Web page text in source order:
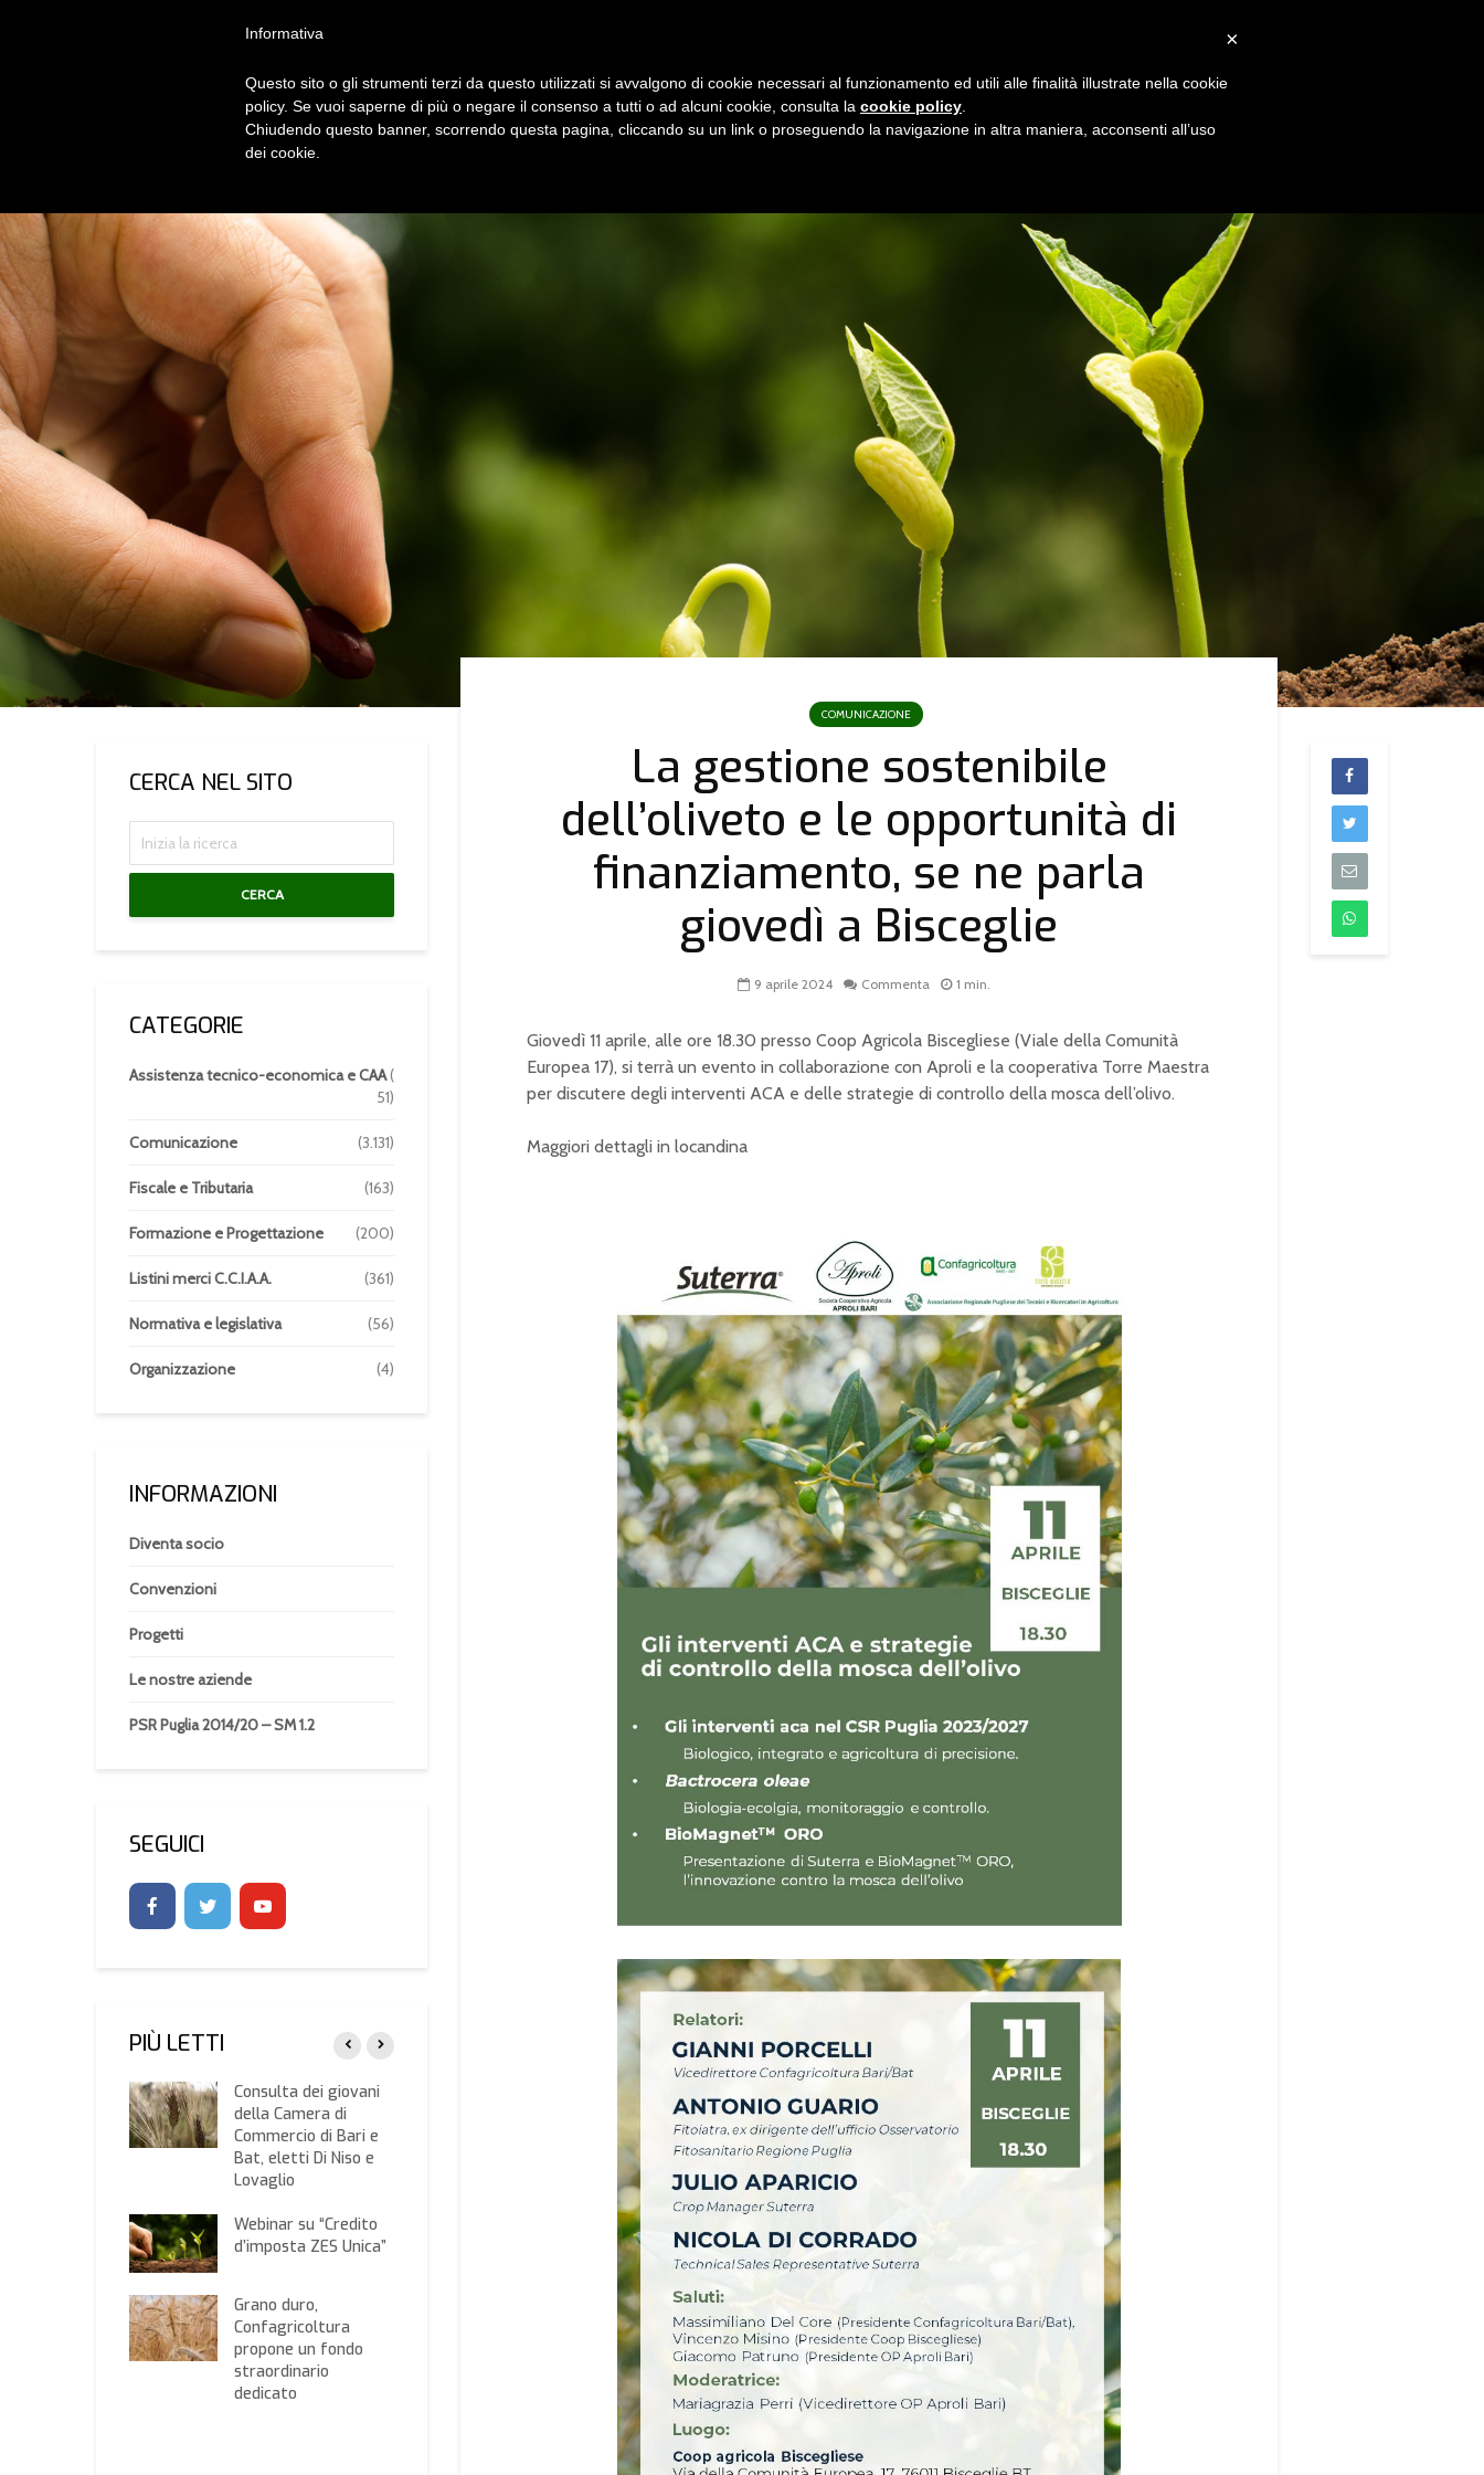
HOME ORGANIZZAZIONE SERVIZI PROGETTI NEWS
COMUNICAZIONE
La gestione sostenibile
dell’oliveto e le opportunità di
finanziamento, se ne parla
giovedì a Bisceglie
9 aprile 2024 Commenta 1 min.
Giovedì 11 aprile, alle ore 18.30 presso Coop Agricola Biscegliese (Viale della Comunità
Europea 17), si terrà un evento in collaborazione con Aproli e la cooperativa Torre Maestra
per discutere degli interventi ACA e delle strategie di controllo della mosca dell’olivo.
Maggiori dettagli in locandina
CERCA NEL SITO
CERCA
CATEGORIE
Assistenza tecnico-economica e CAA(
51)
Comunicazione (3.131)
Fiscale e Tributaria (163)
Formazione e Progettazione (200)
Listini merci C.C.I.A.A. (361)
Normativa e legislativa (56)
Organizzazione (4)
INFORMAZIONI
Diventa socio
Convenzioni
Progetti
Le nostre aziende
PSR Puglia 2014/20 – SM 1.2
SEGUICI
PIÙ LETTI
Consulta dei giovani
della Camera di
Commercio di Bari e
Bat, eletti Di Niso e
Lovaglio
Webinar su “Credito
d’imposta ZES Unica”
Grano duro,
Confagricoltura
propone un fondo
straordinario
dedicato
7 gennaio operativo il
nostro sistema Caf
Circolare Inps, fissate
contributive 2019 per
le aziende agricole
sicurezza e la salute
tutelare imprese e
dell’economia ferita
Consulta dei giovani
della Camera di
Commercio di Bari e
Bat, eletti Di Niso e
Lovaglio
d’imposta ZES Unica”
Confagricoltura
propone un fondo
straordinario
dedicato
×
Informativa
Questo sito o gli strumenti terzi da questo utilizzati si avvalgono di cookie necessari al funzionamento ed utili alle finalità illustrate nella cookie
policy. Se vuoi saperne di più o negare il consenso a tutti o ad alcuni cookie, consulta la cookie policy
Chiudendo questo banner, scorrendo questa pagina, cliccando su un link o proseguendo la navigazione in altra maniera, acconsenti all’uso
dei cookie.